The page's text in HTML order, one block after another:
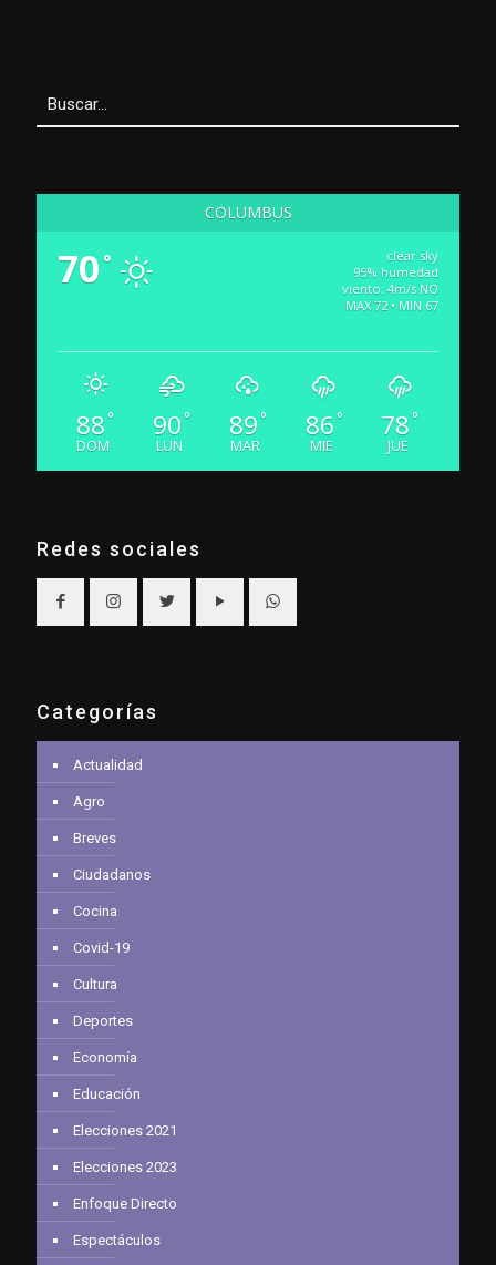
COLUMBUS
70 °
clear sky
95% humedad
viento: 4m/s NO
MAX 72 • MIN 67
88 °
DOM
90 °
LUN
89 °
MAR
86 °
MIE
78 °
JUE
Redes sociales
Categorías
Actualidad
Agro
Breves
Ciudadanos
Cocina
Covid-19
Cultura
Deportes
Economía
Educación
Elecciones 2021
Elecciones 2023
Enfoque Directo
Espectáculos